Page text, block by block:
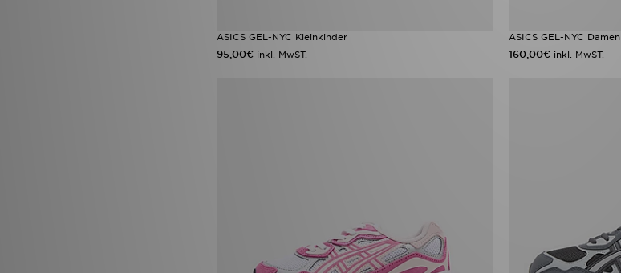
ASICS GEL-NYC Kleinkinder
95,00€ inkl. MwST.
ASICS GEL-NYC Damen
160,00€ inkl. MwST.